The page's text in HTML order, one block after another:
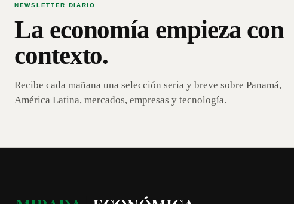
NEWSLETTER DIARIO
La economía empieza con
contexto.
Recibe cada mañana una selección seria y breve sobre Panamá,
América Latina, mercados, empresas y tecnología.